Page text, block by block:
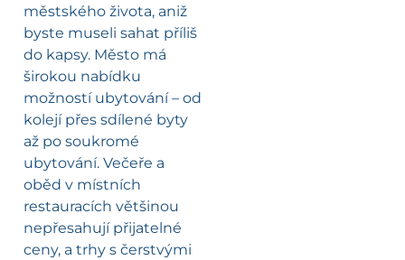
městského života, aniž
byste museli sahat příliš
do kapsy. Město má
širokou nabídku
možností ubytování – od
kolejí přes sdílené byty
až po soukromé
ubytování. Večeře a
oběd v místních
restauracích většinou
nepřesahují přijatelné
ceny, a trhy s čerstvými